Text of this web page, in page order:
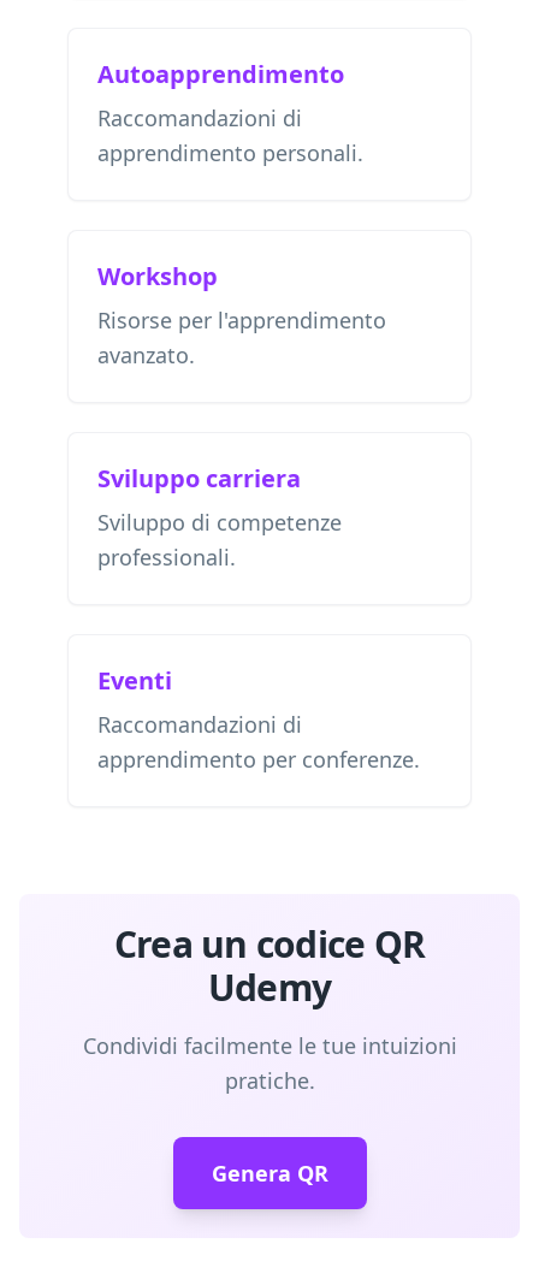
Autoapprendimento
Raccomandazioni di
apprendimento personali.
Workshop
Risorse per l'apprendimento
avanzato.
Sviluppo carriera
Sviluppo di competenze
professionali.
Eventi
Raccomandazioni di
apprendimento per conferenze.
Crea un codice QR
Udemy
Condividi facilmente le tue intuizioni
pratiche.
Genera QR